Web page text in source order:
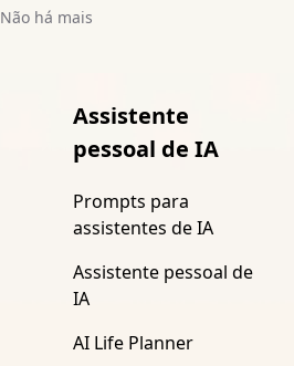
Não há mais
Assistente
pessoal de IA
Prompts para
assistentes de IA
Assistente pessoal de
IA
AI Life Planner